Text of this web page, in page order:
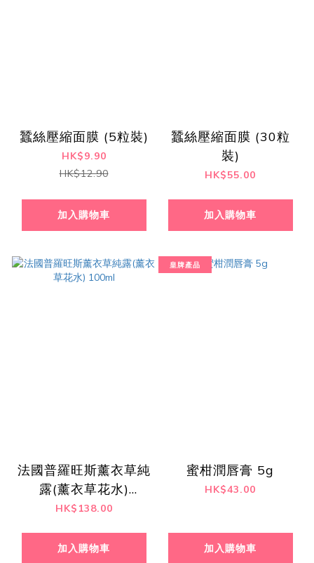
蠶絲壓縮面膜 (5粒裝)
HK$9.90
HK$12.90
加入購物車
蠶絲壓縮面膜 (30粒
裝)
HK$55.00
加入購物車
法國普羅旺斯薰衣草純
露(薰衣草花水)
100ml
HK$138.00
加入購物車
皇牌產品
蜜柑潤唇膏 5g
HK$43.00
加入購物車